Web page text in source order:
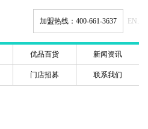
加盟热线：400-661-3637 EN.
优品百货 新闻资讯
门店招募 联系我们